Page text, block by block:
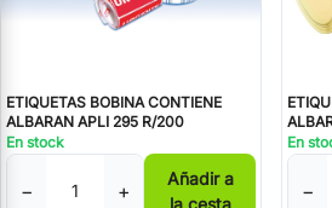
ETIQUETAS BOBINA CONTIENE
ALBARAN APLI 295 R/200
En stock
− +
Añadir a
la cesta
En
−